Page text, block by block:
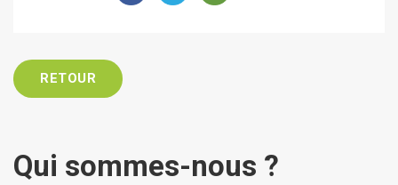
RETOUR
Qui sommes-nous ?